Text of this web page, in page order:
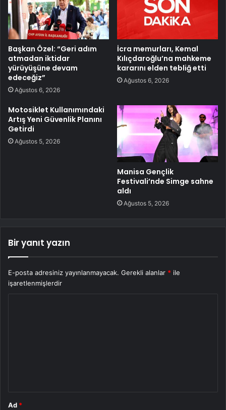
Başkan Özel: “Geri adım
atmadan iktidar
yürüyüşüne devam
edeceğiz”
Ağustos 6, 2026
İcra memurları, Kemal
Kılıçdaroğlu’na mahkeme
kararını elden tebliğ etti
Ağustos 6, 2026
Motosiklet Kullanımındaki
Artış Yeni Güvenlik Planını
Getirdi
Ağustos 5, 2026
Manisa Gençlik
Festivali’nde Simge sahne
aldı
Ağustos 5, 2026
Bir yanıt yazın
E-posta adresiniz yayınlanmayacak. Gerekli alanlar * ile
işaretlenmişlerdir
Ad *